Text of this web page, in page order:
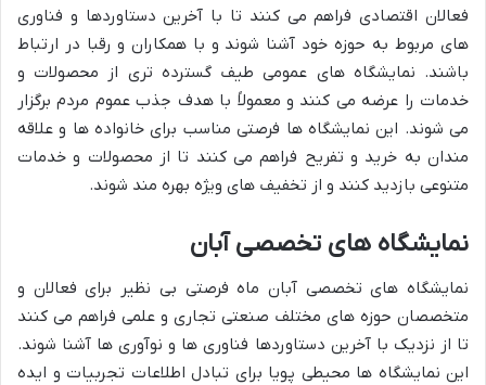
فعالان اقتصادی فراهم می کنند تا با آخرین دستاوردها و فناوری
های مربوط به حوزه خود آشنا شوند و با همکاران و رقبا در ارتباط
باشند. نمایشگاه های عمومی طیف گسترده تری از محصولات و
خدمات را عرضه می کنند و معمولاً با هدف جذب عموم مردم برگزار
می شوند. این نمایشگاه ها فرصتی مناسب برای خانواده ها و علاقه
مندان به خرید و تفریح فراهم می کنند تا از محصولات و خدمات
متنوعی بازدید کنند و از تخفیف های ویژه بهره مند شوند.
نمایشگاه های تخصصی آبان
نمایشگاه های تخصصی آبان ماه فرصتی بی نظیر برای فعالان و
متخصصان حوزه های مختلف صنعتی تجاری و علمی فراهم می کنند
تا از نزدیک با آخرین دستاوردها فناوری ها و نوآوری ها آشنا شوند.
این نمایشگاه ها محیطی پویا برای تبادل اطلاعات تجربیات و ایده